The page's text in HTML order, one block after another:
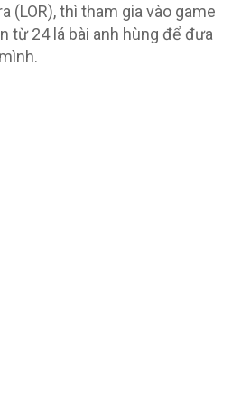
(LOR), thì tham gia vào game
từ 24 lá bài anh hùng để đưa